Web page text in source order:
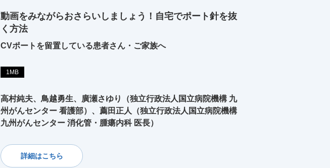
動画をみながらおさらいしましょう！自宅でポート針を抜
く方法
CVポートを留置している患者さん・ご家族へ
1MB
高村純夫、鳥越勇生、廣瀬さゆり（独立行政法人国立病院機構 九
州がんセンター 看護部）、薦田正人（独立行政法人国立病院機構
九州がんセンター 消化管・腫瘍内科 医長）
詳細はこちら